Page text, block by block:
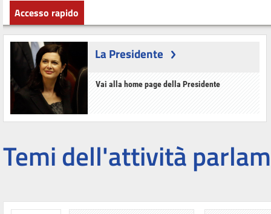
Accesso rapido
La Presidente
Vai alla home page della Presidente
Temi dell'attività